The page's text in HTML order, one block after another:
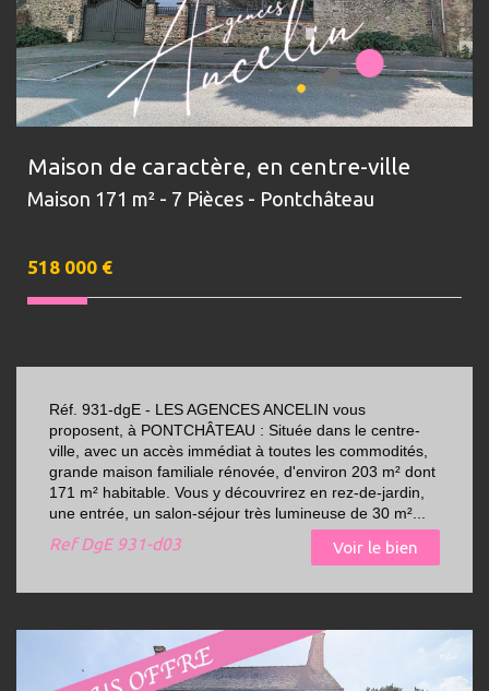
Maison de caractère, en centre-ville
Maison 171 m² - 7 Pièces - Pontchâteau
518 000 €
Réf. 931-dgE - LES AGENCES ANCELIN vous
proposent, à PONTCHÂTEAU : Située dans le centre-
ville, avec un accès immédiat à toutes les commodités,
grande maison familiale rénovée, d'environ 203 m² dont
171 m² habitable. Vous y découvrirez en rez-de-jardin,
une entrée, un salon-séjour très lumineuse de 30 m²...
RefDgE 931-d03 Voir le bien